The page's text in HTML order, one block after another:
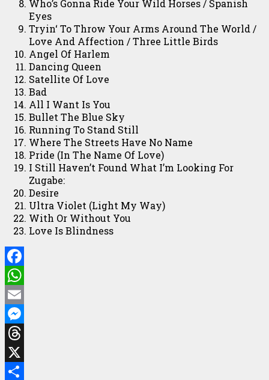
Who’s Gonna Ride Your Wild Horses / Spanish
Eyes
Tryin‘ To Throw Your Arms Around The World /
Love And Affection / Three Little Birds
Angel Of Harlem
Dancing Queen
Satellite Of Love
Bad
All I Want Is You
Bullet The Blue Sky
Running To Stand Still
Where The Streets Have No Name
Pride (In The Name Of Love)
I Still Haven’t Found What I’m Looking For
Zugabe:
Desire
Ultra Violet (Light My Way)
With Or Without You
Love Is Blindness
Facebook
WhatsApp
Email
Messenger
Threads
X